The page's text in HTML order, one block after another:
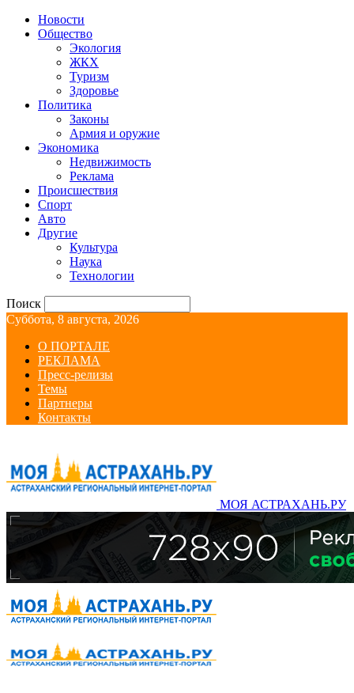
Новости
Общество
Экология
ЖКХ
Туризм
Здоровье
Политика
Законы
Армия и оружие
Экономика
Недвижимость
Реклама
Происшествия
Спорт
Авто
Другие
Культура
Наука
Технологии
Поиск
Суббота, 8 августа, 2026
О ПОРТАЛЕ
РЕКЛАМА
Пресс-релизы
Темы
Партнеры
Контакты
МОЯ АСТРАХАНЬ.РУ